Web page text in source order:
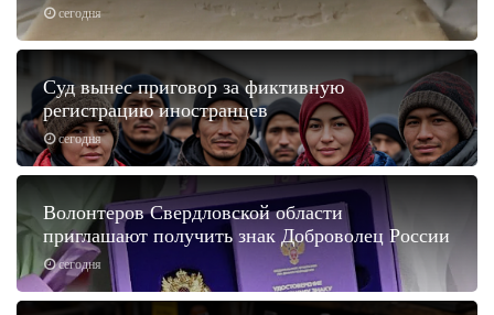
сегодня
сегодня
Суд вынес приговор за фиктивную
регистрацию иностранцев
сегодня
Волонтеров Свердловской области
приглашают получить знак Доброволец России